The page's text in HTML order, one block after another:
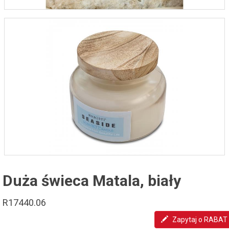
Duża świeca Matala, biały
R17440.06
Zapytaj o RABAT